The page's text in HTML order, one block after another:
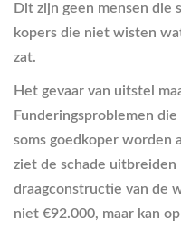
Dit zijn geen mensen die
kopers die niet wisten
zat.
Het gevaar van uitstel
Funderingsproblemen
soms goedkoper worden
ziet de schade uitbreiden
draagconstructie van de
niet €92.000, maar kan